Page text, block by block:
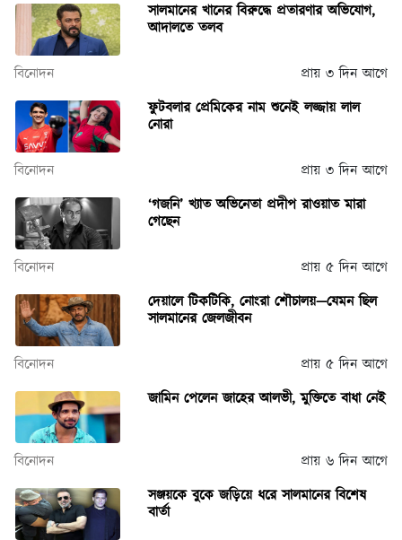
সালমানের খানের বিরুদ্ধে প্রতারণার অভিযোগ,
আদালতে তলব
বিনোদন
প্রায় ৩ দিন আগে
ফুটবলার প্রেমিকের নাম শুনেই লজ্জায় লাল
নোরা
বিনোদন
প্রায় ৩ দিন আগে
‘গজনি’ খ্যাত অভিনেতা প্রদীপ রাওয়াত মারা
গেছেন
বিনোদন
প্রায় ৫ দিন আগে
দেয়ালে টিকটিকি, নোংরা শৌচালয়—যেমন ছিল
সালমানের জেলজীবন
বিনোদন
প্রায় ৫ দিন আগে
জামিন পেলেন জাহের আলভী, মুক্তিতে বাধা নেই
বিনোদন
প্রায় ৬ দিন আগে
সঞ্জয়কে বুকে জড়িয়ে ধরে সালমানের বিশেষ
বার্তা